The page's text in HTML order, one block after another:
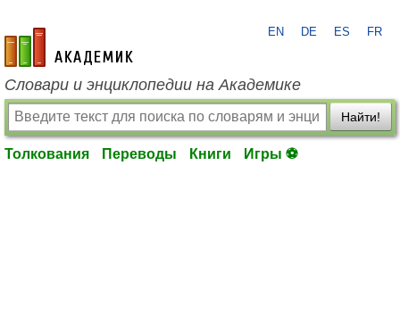
academic.ru
EN DE ES FR
Словари и энциклопедии на Академике
Найти!
Толкования Переводы Книги Игры ⚽